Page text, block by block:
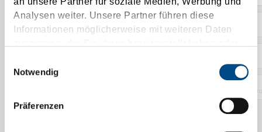
Analysen weiter. Unsere Partner führen diese
Informationen möglicherweise mit weiteren Daten
zusammen, die Sie ihnen bereitgestellt haben oder
gesammelt haben.
Notwendig
Präferenzen